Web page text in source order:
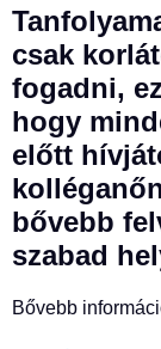
csak
fogadni,
hogy
előtt
bővebb
szabad
Bővebb